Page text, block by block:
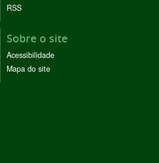
RSS
Sobre o site
Acessibilidade
Mapa do site